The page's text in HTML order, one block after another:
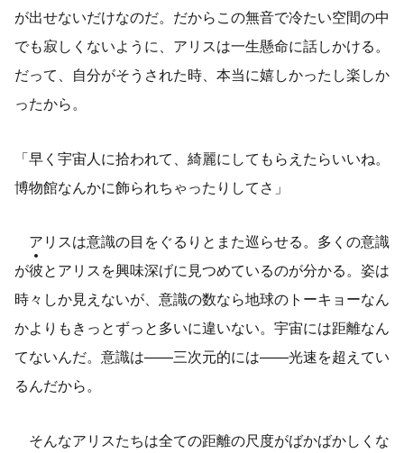
が出せないだけなのだ。だからこの無音で冷たい空間の中
でも寂しくないように、アリスは一生懸命に話しかける。
だって、自分がそうされた時、本当に嬉しかったし楽しか
ったから。
「早く宇宙人に拾われて、綺麗にしてもらえたらいいね。
博物館なんかに飾られちゃったりしてさ」
アリスは意識の目をぐるりとまた巡らせる。多くの意識
が彼とアリスを興味深げに見つめているのが分かる。姿は
時々しか見えないが、意識の数なら地球のトーキョーなん
かよりもきっとずっと多いに違いない。宇宙には距離なん
てないんだ。意識は——三次元的には——光速を超えてい
るんだから。
そんなアリスたちは全ての距離の尺度がばかばかしくな